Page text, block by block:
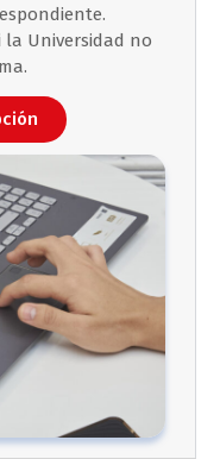
la Universidad no